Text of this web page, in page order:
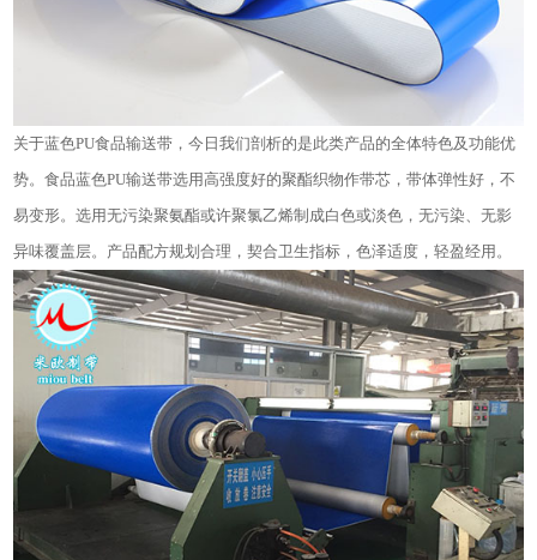
关于蓝色PU食品输送带，今日我们剖析的是此类产品的全体特色及功能优
势。食品蓝色PU输送带选用高强度好的聚酯织物作带芯，带体弹性好，不
易变形。选用无污染聚氨酯或许聚氯乙烯制成白色或淡色，无污染、无影
异味覆盖层。产品配方规划合理，契合卫生指标，色泽适度，轻盈经用。